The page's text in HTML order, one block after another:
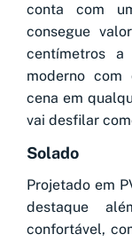
conta com
consegue
centímetros
moderno com
cena em
vai desfilar
Solado
Projetado em
destaque
confortável,